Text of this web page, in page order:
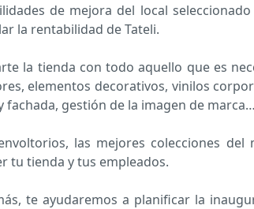
de mejora del local
la rentabilidad de Tateli.
la tienda con todo aquello que es
elementos decorativos, vinilos
fachada, gestión de la imagen de marca…
las mejores colecciones
tu tienda y tus empleados.
te ayudaremos a planificar la